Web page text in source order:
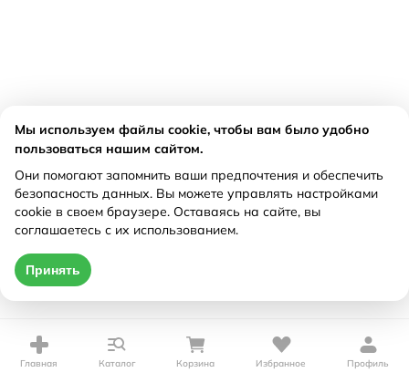
Главная Каталог Корзина Избранное Профиль
Мы используем файлы cookie, чтобы вам было удобно
пользоваться нашим сайтом.
Они помогают запомнить ваши предпочтения и обеспечить
безопасность данных. Вы можете управлять настройками
cookie в своем браузере. Оставаясь на сайте, вы
соглашаетесь с их использованием.
Принять